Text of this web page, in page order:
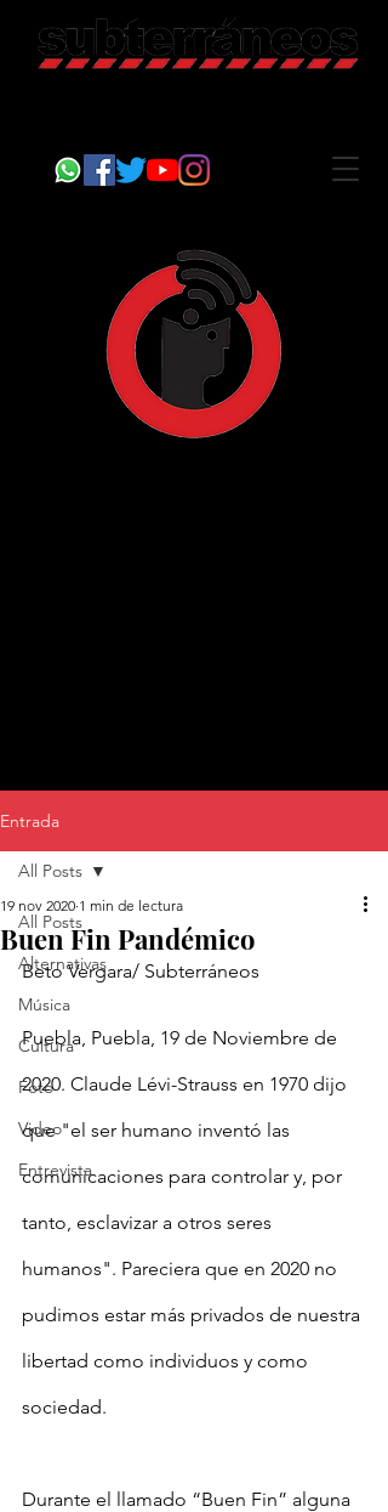
Entrada
All Posts
Alternativas
Música
Cultura
Foto
Video
Entrevista
All Posts
Buen Fin Pandémico
19 nov 2020 1 min de lectura
Beto Vergara/ Subterráneos
Puebla, Puebla, 19 de Noviembre de
2020. Claude Lévi-Strauss en 1970 dijo
que "el ser humano inventó las
comunicaciones para controlar y, por
tanto, esclavizar a otros seres
humanos". Pareciera que en 2020 no
pudimos estar más privados de nuestra
libertad como individuos y como
sociedad.
Durante el llamado “Buen Fin” alguna